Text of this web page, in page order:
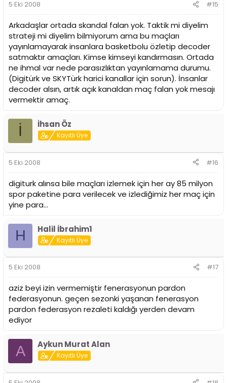
5 Eki 2008 #15
Arkadaşlar ortada skandal falan yok. Taktik mi diyelim
strateji mi diyelim bilmiyorum ama bu maçları
yayınlamayarak insanlara basketbolu özletip decoder
satmaktır amaçları. Kimse kimseyi kandırmasın. Ortada
ne ihmal var nede parasızlıktan yayınlamama durumu.
(Digitürk ve SKYTürk harici kanallar için sorun). İnsanlar
decoder alsın, artık açık kanaldan maç falan yok mesajı
vermektir amaç.
İ İhsan Öz
Kayıtlı Üye
5 Eki 2008 #16
digiturk alınsa bile maçları izlemek için her ay 85 milyon
spor paketine para verilecek ve izlediğimiz her maç için
yine para...
H Halil İbrahim1
Kayıtlı Üye
5 Eki 2008 #17
aziz beyi izin vermemiştir fenerasyonun pardon
federasyonun. geçen sezonki yaşanan fenerasyon
pardon federasyon rezaleti kaldığı yerden devam
ediyor
A Aykun Murat Alan
Kayıtlı Üye